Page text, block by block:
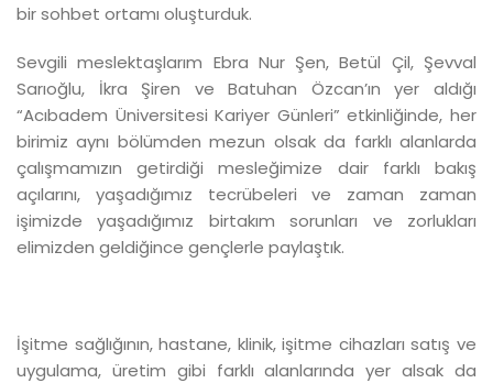
bir sohbet ortamı oluşturduk.
Sevgili meslektaşlarım Ebra Nur Şen, Betül Çil, Şevval
Sarıoğlu, İkra Şiren ve Batuhan Özcan’ın yer aldığı
“Acıbadem Üniversitesi Kariyer Günleri” etkinliğinde, her
birimiz aynı bölümden mezun olsak da farklı alanlarda
çalışmamızın getirdiği mesleğimize dair farklı bakış
açılarını, yaşadığımız tecrübeleri ve zaman zaman
işimizde yaşadığımız birtakım sorunları ve zorlukları
elimizden geldiğince gençlerle paylaştık.
İşitme sağlığının, hastane, klinik, işitme cihazları satış ve
uygulama, üretim gibi farklı alanlarında yer alsak da